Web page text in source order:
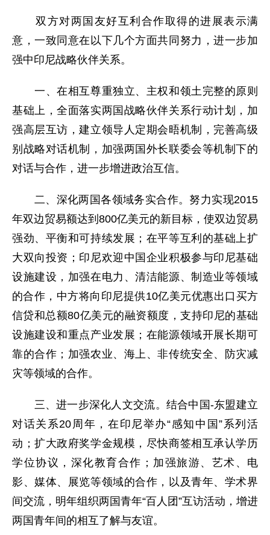
双方对两国友好互利合作取得的进展表示满
意，一致同意在以下几个方面共同努力，进一步加
强中印尼战略伙伴关系。
一、在相互尊重独立、主权和领土完整的原则
基础上，全面落实两国战略伙伴关系行动计划，加
强高层互访，建立领导人定期会晤机制，完善高级
别战略对话机制，加强两国外长联委会等机制下的
对话与合作，进一步增进政治互信。
二、深化两国各领域务实合作。努力实现2015
年双边贸易额达到800亿美元的新目标，使双边贸易
强劲、平衡和可持续发展；在平等互利的基础上扩
大双向投资；印尼欢迎中国企业积极参与印尼基础
设施建设，加强在电力、清洁能源、制造业等领域
的合作，中方将向印尼提供10亿美元优惠出口买方
信贷和总额80亿美元的融资额度，支持印尼的基础
设施建设和重点产业发展；在能源领域开展长期可
靠的合作；加强农业、海上、非传统安全、防灾减
灾等领域的合作。
三、进一步深化人文交流。结合中国-东盟建立
对话关系20周年，在印尼举办“感知中国”系列活
动；扩大政府奖学金规模，尽快商签相互承认学历
学位协议，深化教育合作；加强旅游、艺术、电
影、媒体、展览等领域的合作，以及青年、学术界
间交流，明年组织两国青年“百人团”互访活动，增进
两国青年间的相互了解与友谊。